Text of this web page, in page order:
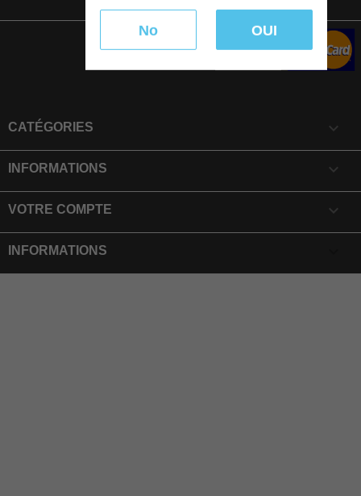
No OUI
CATÉGORIES 
INFORMATIONS 
VOTRE COMPTE 
INFORMATIONS